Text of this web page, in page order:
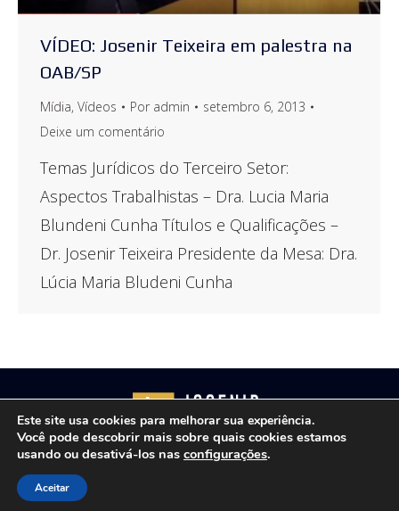
VÍDEO: Josenir Teixeira em palestra na
OAB/SP
Mídia, Vídeos Por admin
setembro 6, 2013
Deixe um comentário
Temas Jurídicos do Terceiro Setor:
Aspectos Trabalhistas – Dra. Lucia Maria
Blundeni Cunha Títulos e Qualificações –
Dr. Josenir Teixeira Presidente da Mesa: Dra.
Lúcia Maria Bludeni Cunha
direitos reservados. Site desenvolvido por
Este site usa cookies para melhorar sua experiência.
Você pode descobrir mais sobre quais cookies estamos
usando ou desativá-los nas configurações.
Aceitar